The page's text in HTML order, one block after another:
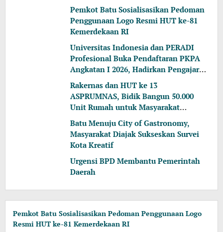
Pemkot Batu Sosialisasikan Pedoman
Penggunaan Logo Resmi HUT ke-81
Kemerdekaan RI
Universitas Indonesia dan PERADI
Profesional Buka Pendaftaran PKPA
Angkatan I 2026, Hadirkan Pengajar
dari MA, Kejaksaan hingga KPK
Rakernas dan HUT ke 13
ASPRUMNAS, Bidik Bangun 50.000
Unit Rumah untuk Masyarakat
Berpenghasilan Rendah
Batu Menuju City of Gastronomy,
Masyarakat Diajak Sukseskan Survei
Kota Kreatif
Urgensi BPD Membantu Pemerintah
Daerah
Pemkot Batu Sosialisasikan Pedoman Penggunaan Logo
Resmi HUT ke-81 Kemerdekaan RI